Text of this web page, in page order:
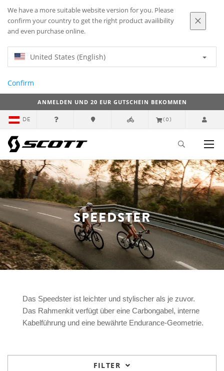
We have a more suitable website version for you. Please
confirm your country to get the right product availibility
and even purchase online.
United States (English)
Confirm
ANMELDEN UND 20 EUR GUTSCHEIN BEKOMMEN
DE (0)
SPEEDSTER
Das Speedster ist leichter und stylischer als je zuvor.
Das Rahmenkit verfügt über eine Carbongabel, interne
Kabelführung und eine bewährte Endurance-Geometrie.
FILTER